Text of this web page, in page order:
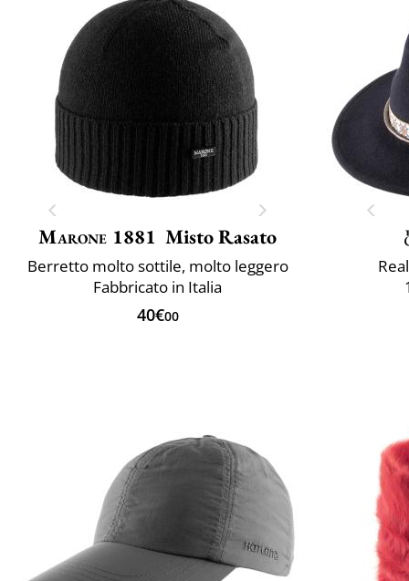
Marone 1881 Misto Rasato
Berretto molto sottile, molto leggero
Fabbricato in Italia
40€00